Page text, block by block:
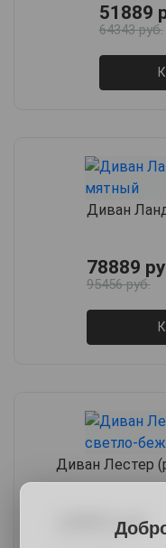
51889
64343 руб.
Диван
78889
95456 руб.
Диван Лестер
24889 руб.
30116 руб.